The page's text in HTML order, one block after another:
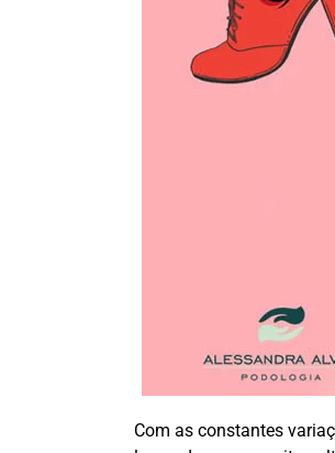
Com as constantes